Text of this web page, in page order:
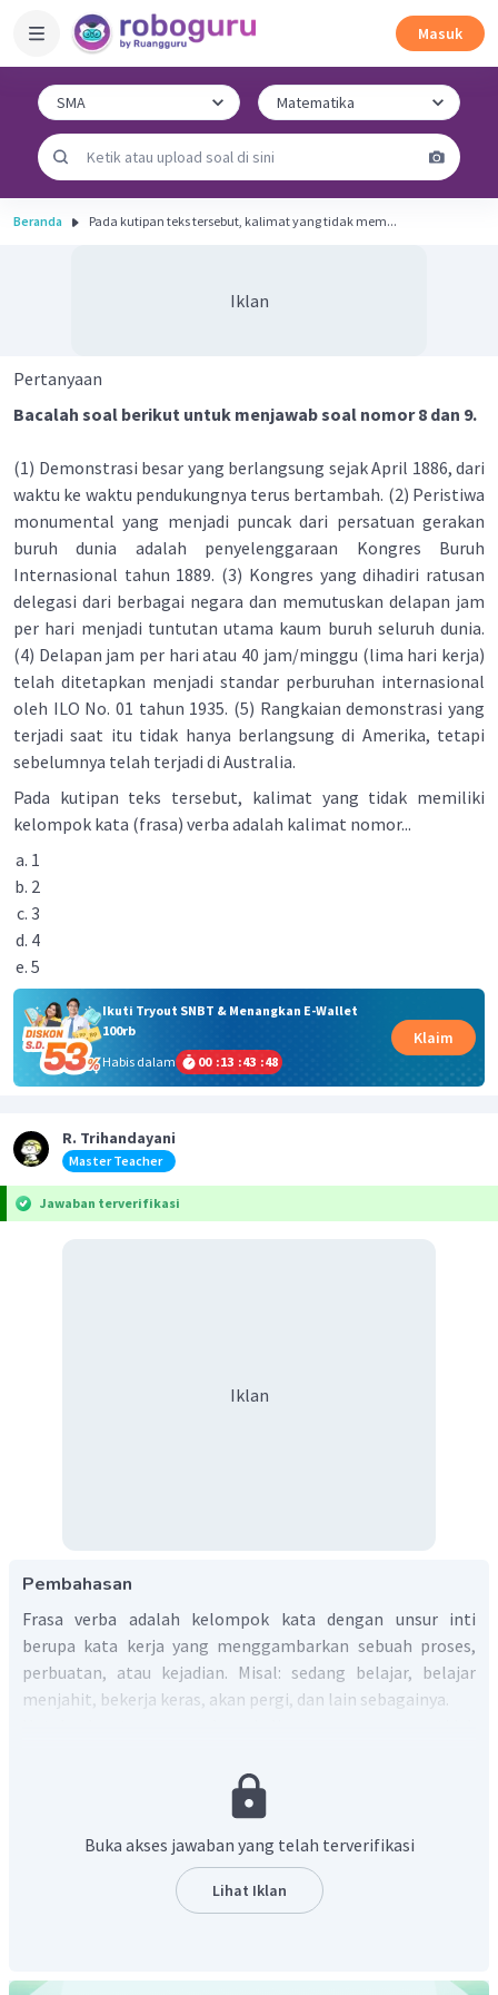
Masuk
Beranda Pada kutipan teks tersebut, kalimat yang tidak mem...
Iklan
Pertanyaan
Bacalah soal berikut untuk menjawab soal nomor 8 dan 9.
(1) Demonstrasi besar yang berlangsung sejak April 1886, dari
waktu ke waktu pendukungnya terus bertambah. (2) Peristiwa
monumental yang menjadi puncak dari persatuan gerakan
buruh dunia adalah penyelenggaraan Kongres Buruh
Internasional tahun 1889. (3) Kongres yang dihadiri ratusan
delegasi dari berbagai negara dan memutuskan delapan jam
per hari menjadi tuntutan utama kaum buruh seluruh dunia.
(4) Delapan jam per hari atau 40 jam/minggu (lima hari kerja)
telah ditetapkan menjadi standar perburuhan internasional
oleh ILO No. 01 tahun 1935. (5) Rangkaian demonstrasi yang
terjadi saat itu tidak hanya berlangsung di Amerika, tetapi
sebelumnya telah terjadi di Australia.
Pada kutipan teks tersebut, kalimat yang tidak memiliki
kelompok kata (frasa) verba adalah kalimat nomor...
1
2
3
4
5
Ikuti Tryout SNBT & Menangkan E-Wallet
100rb
Habis dalam
00 :13 :43 :48
Klaim
R. Trihandayani
Master Teacher
Jawaban terverifikasi
Iklan
Pembahasan
Frasa verba adalah kelompok kata dengan unsur inti
berupa kata kerja yang menggambarkan sebuah proses,
perbuatan, atau kejadian. Misal: sedang belajar, belajar
menjahit, bekerja keras, akan pergi, dan lain sebagainya.
Demonstrasi besar yang berlangsung sejak April
bertambah. Pada kalimat satu terdapat satu frasa
verba, yaitu terus bertambah.
Peristiwa monumental yang menjadi puncak dari
1889. Pada kalimat dua tidak terdapat frasa verba.
Buka akses jawaban yang telah terverifikasi
Lihat Iklan